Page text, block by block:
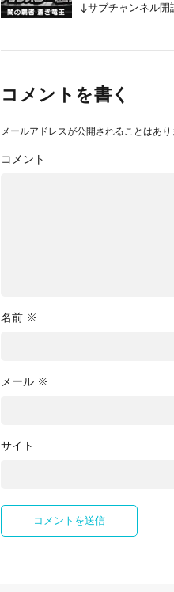
↓サブチャンネル
コメントを書く
メールアドレスが公開されることはあり
コメント
名前 ※
メール ※
サイト